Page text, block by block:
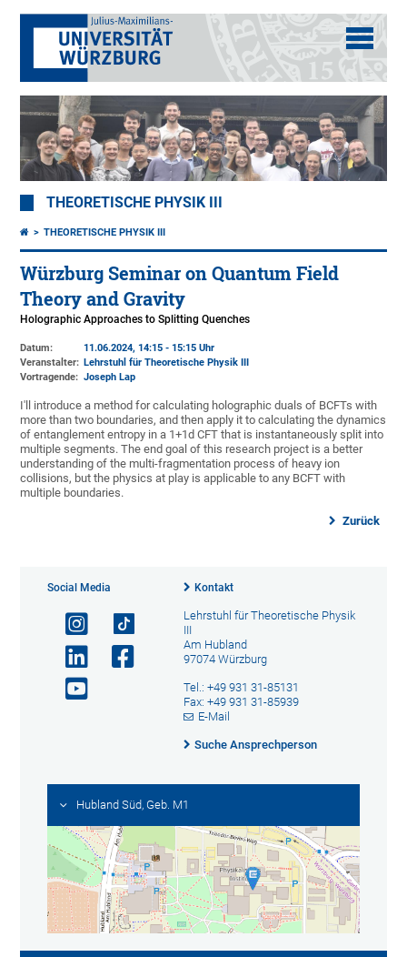
THEORETISCHE PHYSIK III
THEORETISCHE PHYSIK III
Würzburg Seminar on Quantum Field
Theory and Gravity
Holographic Approaches to Splitting Quenches
Datum:
11.06.2024, 14:15 - 15:15 Uhr
Veranstalter: Lehrstuhl für Theoretische Physik III
Vortragende: Joseph Lap
I'll introduce a method for calculating holographic duals of BCFTs with
more than two boundaries, and then apply it to calculating the dynamics
of entanglement entropy in a 1+1d CFT that is instantaneously split into
multiple segments. The end goal of this research project is a better
understanding of the multi-fragmentation process of heavy ion
collisions, but the physics at play is applicable to any BCFT with
multiple boundaries.
Zurück
Social Media Kontakt
Lehrstuhl für Theoretische Physik
III
Am Hubland
97074 Würzburg
Tel.: +49 931 31-85131
Fax: +49 931 31-85939
E-Mail
Suche Ansprechperson
Hubland Süd, Geb. M1